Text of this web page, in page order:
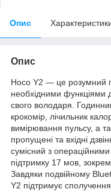
Опис
Опис
Hoco Y2 — це розумний
необхідними функціями
свого володаря.
крокомір, лічильник
вимірювання пульсу, а
пропущені та вхідні
сумісний з
підтримку 17 мов,
Завдяки подвійному
Y2 підтримує